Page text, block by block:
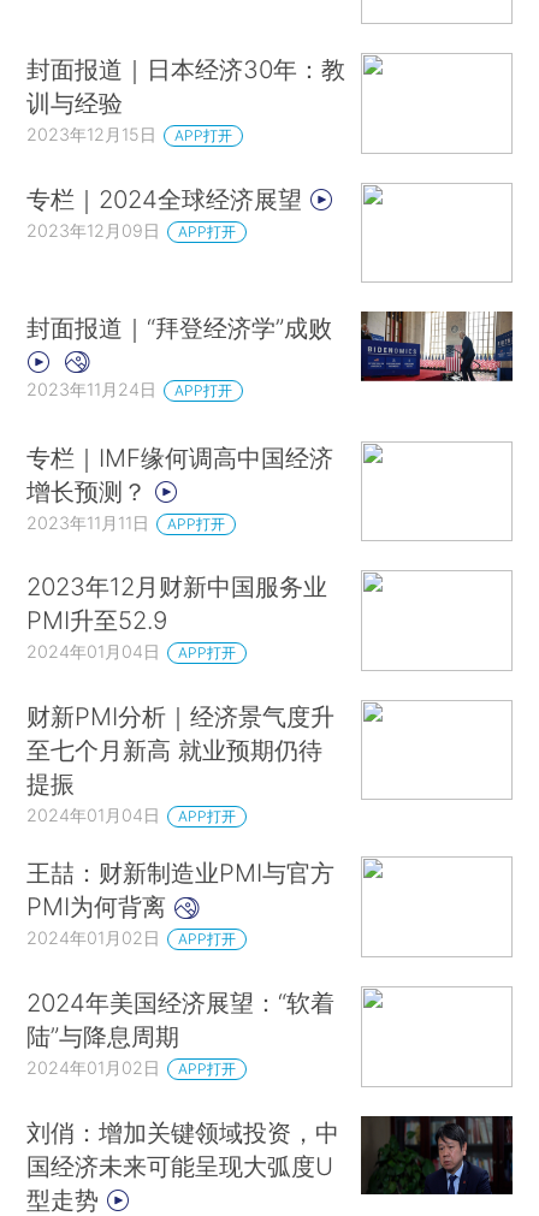
封面报道｜日本经济30年：教
训与经验
2023年12月15日 APP打开
专栏｜2024全球经济展望
2023年12月09日 APP打开
封面报道｜“拜登经济学”成败
2023年11月24日 APP打开
专栏｜IMF缘何调高中国经济
增长预测？
2023年11月11日 APP打开
2023年12月财新中国服务业
PMI升至52.9
2024年01月04日 APP打开
财新PMI分析｜经济景气度升
至七个月新高 就业预期仍待
提振
2024年01月04日 APP打开
王喆：财新制造业PMI与官方
PMI为何背离
2024年01月02日 APP打开
2024年美国经济展望：“软着
陆”与降息周期
2024年01月02日 APP打开
刘俏：增加关键领域投资，中
国经济未来可能呈现大弧度U
型走势